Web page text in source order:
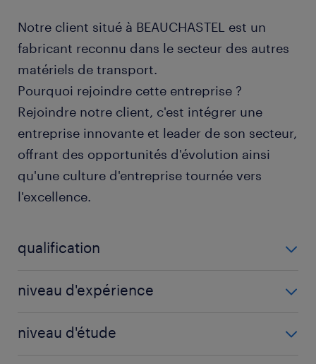
Notre client situé à BEAUCHASTEL est un
fabricant reconnu dans le secteur des autres
matériels de transport.
Pourquoi rejoindre cette entreprise ?
Rejoindre notre client, c'est intégrer une
entreprise innovante et leader de son secteur,
offrant des opportunités d'évolution ainsi
qu'une culture d'entreprise tournée vers
l'excellence.
qualification
niveau d'expérience
niveau d'étude